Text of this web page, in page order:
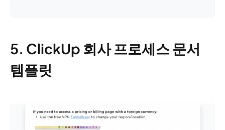
5. ClickUp 회사 프로세스 문서
템플릿